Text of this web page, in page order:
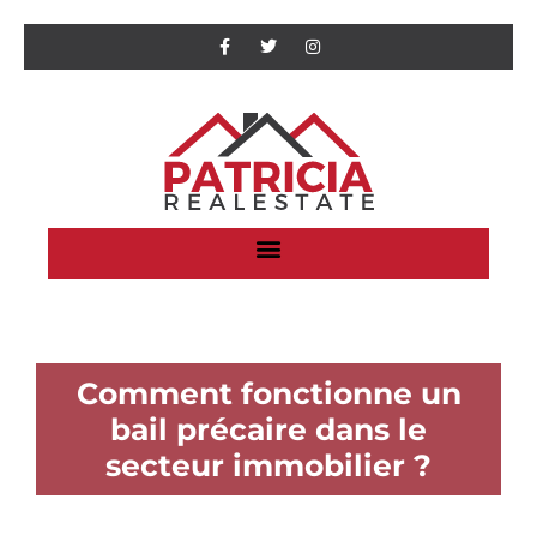
Comment fonctionne un
bail précaire dans le
secteur immobilier ?